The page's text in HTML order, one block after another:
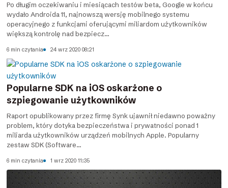
Po długim oczekiwaniu i miesiącach testów beta, Google w końcu
wydało Androida 11, najnowszą wersję mobilnego systemu
operacyjnego z funkcjami oferującymi miliardom użytkowników
większą kontrolę nad bezpiecz...
6 min czytania 24 wrz 2020 08:21
Popularne SDK na iOS oskarżone o
szpiegowanie użytkowników
Raport opublikowany przez firmę Synk ujawnił niedawno poważny
problem, który dotyka bezpieczeństwa i prywatności ponad 1
miliarda użytkowników urządzeń mobilnych Apple. Popularny
zestaw SDK (Software...
6 min czytania 1 wrz 2020 11:35